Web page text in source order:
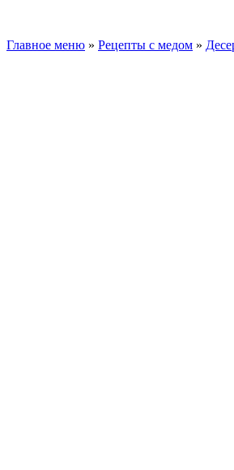
Главное меню » Рецепты с медом »